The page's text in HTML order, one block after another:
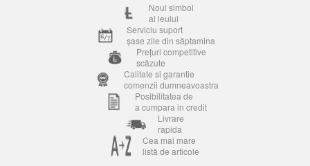
Noul simbol
al leului
Serviciu suport
șase zile din săptamina
Prețuri competitive
scăzute
Calitate si garantie
comenzii dumneavoastra
Posibilitatea de
a cumpara in credit
Livrare
rapida
Cea mai mare
listă de articole